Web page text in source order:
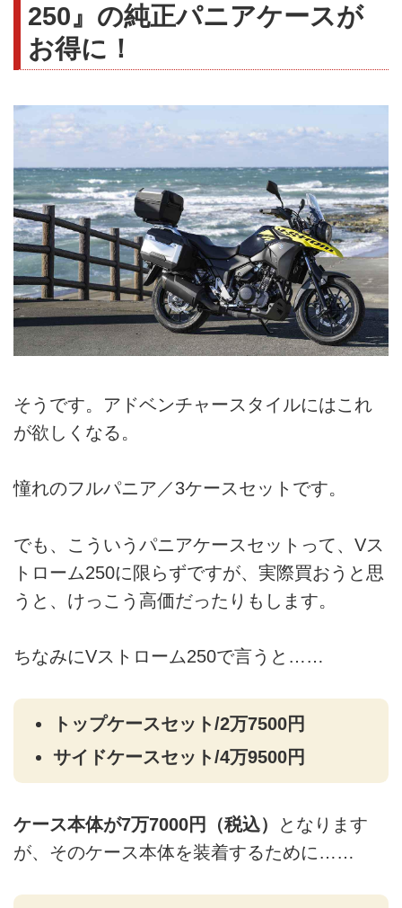
250』の純正パニアケースが
お得に！
そうです。アドベンチャースタイルにはこれ
が欲しくなる。
憧れのフルパニア／3ケースセットです。
でも、こういうパニアケースセットって、Vス
トローム250に限らずですが、実際買おうと思
うと、けっこう高価だったりもします。
ちなみにVストローム250で言うと……
トップケースセット/2万7500円
サイドケースセット/4万9500円
ケース本体が7万7000円（税込）
となります
が、そのケース本体を装着するために……